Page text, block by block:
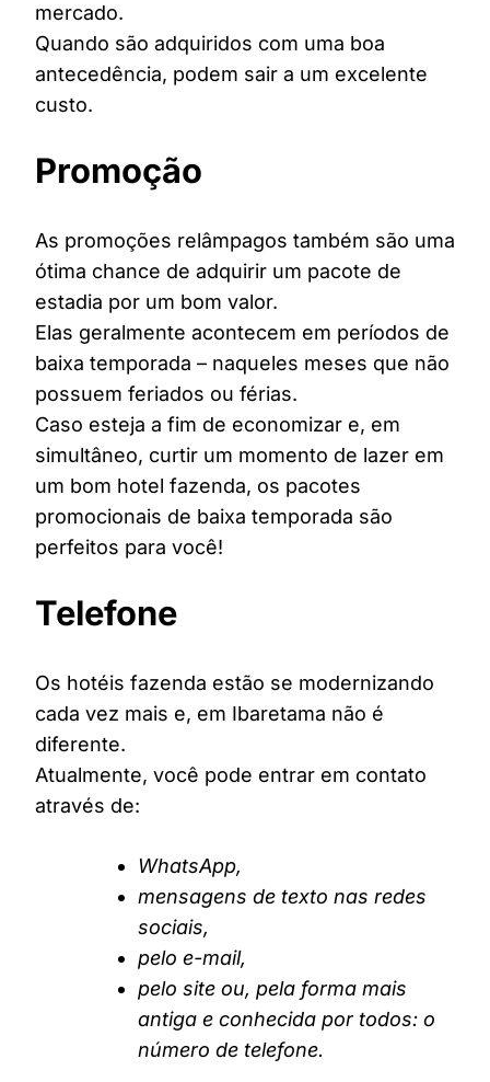
mercado.
Quando são adquiridos com uma boa
antecedência, podem sair a um excelente
custo.
Promoção
As promoções relâmpagos também são uma
ótima chance de adquirir um pacote de
estadia por um bom valor.
Elas geralmente acontecem em períodos de
baixa temporada – naqueles meses que não
possuem feriados ou férias.
Caso esteja a fim de economizar e, em
simultâneo, curtir um momento de lazer em
um bom hotel fazenda, os pacotes
promocionais de baixa temporada são
perfeitos para você!
Telefone
Os hotéis fazenda estão se modernizando
cada vez mais e, em Ibaretama não é
diferente.
Atualmente, você pode entrar em contato
através de:
WhatsApp,
mensagens de texto nas redes
sociais,
pelo e-mail,
pelo site ou, pela forma mais
antiga e conhecida por todos: o
número de telefone.